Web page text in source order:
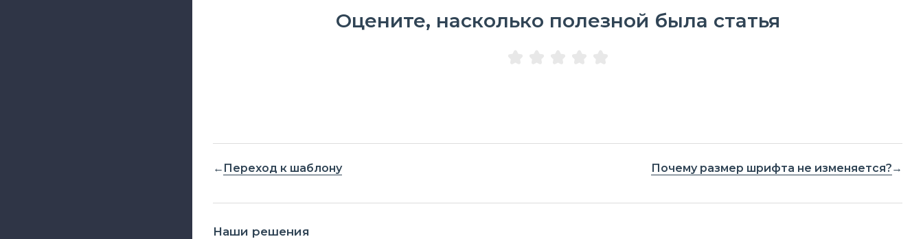
Оцените, насколько полезной была статья
Переход к шаблону Почему размер шрифта не изменяется?
Наши решения